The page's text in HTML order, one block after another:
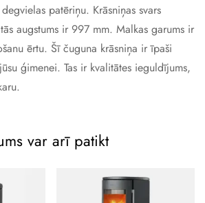
patēriņu. Krāsniņas svars
augstums ir 997 mm. Malkas garums ir
ērtu. Šī čuguna krāsniņa ir īpaši
ģimenei. Tas ir kvalitātes ieguldījums,
var arī patikt